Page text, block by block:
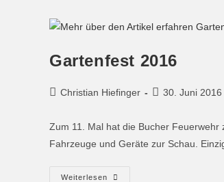
Gartenfest 2016
Christian Hiefinger 30. Juni 2016
Zum 11. Mal hat die Bucher
Fahrzeuge und Geräte zur Schau.
Weiterlesen